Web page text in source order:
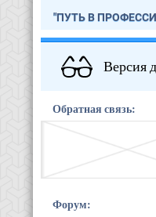
"ПУТЬ В
Версия
Обратная связь:
Форум: